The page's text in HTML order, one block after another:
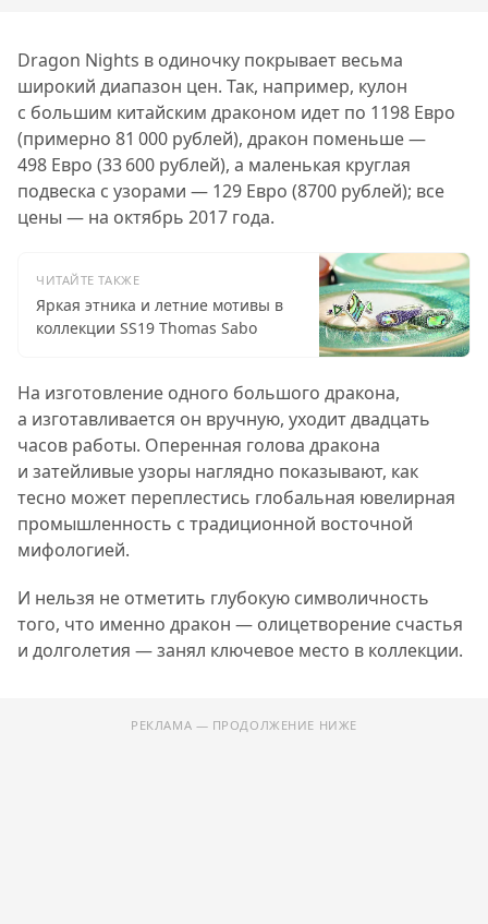
Dragon Nights в одиночку покрывает весьма
широкий диапазон цен. Так, например, кулон
с большим китайским драконом идет по 1198 Евро
(примерно 81 000 рублей), дракон поменьше —
498 Евро (33 600 рублей), а маленькая круглая
подвеска с узорами — 129 Евро (8700 рублей); все
цены — на октябрь 2017 года.
ЧИТАЙТЕ ТАКЖЕ
Яркая этника и летние мотивы в
коллекции SS19 Thomas Sabo
На изготовление одного большого дракона,
а изготавливается он вручную, уходит двадцать
часов работы. Оперенная голова дракона
и затейливые узоры наглядно показывают, как
тесно может переплестись глобальная ювелирная
промышленность с традиционной восточной
мифологией.
И нельзя не отметить глубокую символичность
того, что именно дракон — олицетворение счастья
и долголетия — занял ключевое место в коллекции.
РЕКЛАМА — ПРОДОЛЖЕНИЕ НИЖЕ